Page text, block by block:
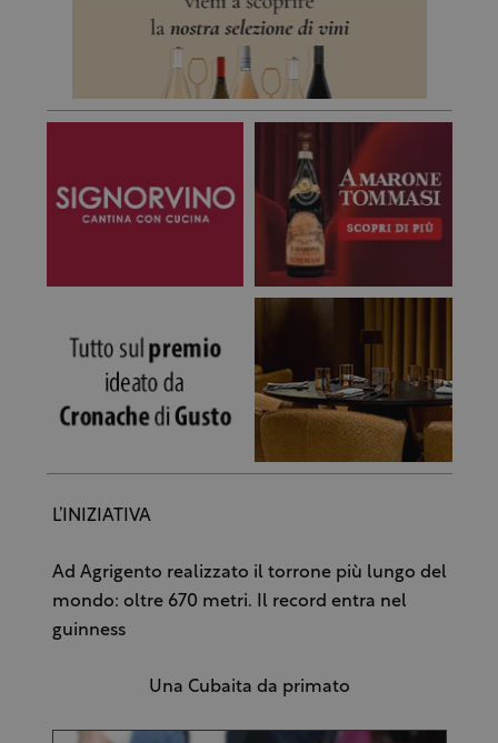
L’INIZIATIVA
Ad Agrigento realizzato il torrone più lungo del
mondo: oltre 670 metri. Il record entra nel
guinness
Una Cubaita da primato